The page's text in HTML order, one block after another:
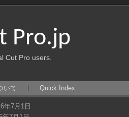
Pro.jp
Cut Pro users.
いて Quick Index
年7月1日